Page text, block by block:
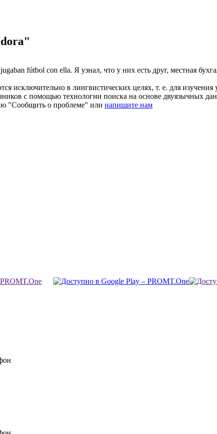
fútbol con ella. Я узнал, что у них есть друг, местная
исключительно в лингвистических целях, т. е. для
с помощью технологии поиска на основе двуязычных
"Сообщить о проблеме" или напишите нам